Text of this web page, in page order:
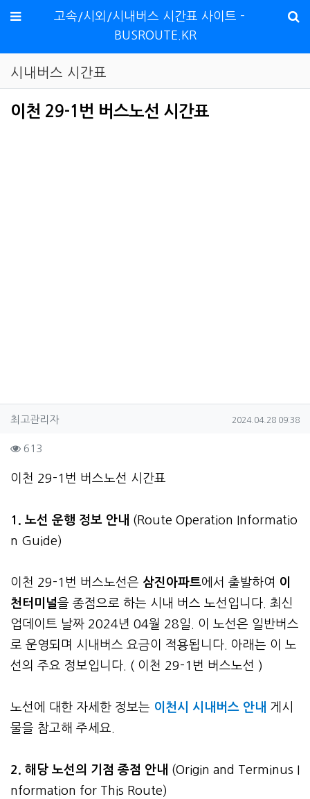
메뉴
고속/시외/시내버스 시간표 사이트 -
BUSROUTE.KR
시내버스 시간표
이천 29-1번 버스노선 시간표
작성자 정보
최고관리자작성 작성일
2024.04.28 09:38
컨텐츠 정보
613
본문
이천 29-1번 버스노선 시간표
1. 노선 운행 정보 안내 (Route Operation Informatio
n Guide)
이천 29-1번 버스노선은 삼진아파트에서 출발하여 이
천터미널을 종점으로 하는 시내 버스 노선입니다. 최신
업데이트 날짜 2024년 04월 28일. 이 노선은 일반버스
로 운영되며 시내버스 요금이 적용됩니다. 아래는 이 노
선의 주요 정보입니다. ( 이천 29-1번 버스노선 )
노선에 대한 자세한 정보는 이천시 시내버스 안내 게시
물을 참고해 주세요.
2. 해당 노선의 기점 종점 안내 (Origin and Terminus I
nformation for This Route)